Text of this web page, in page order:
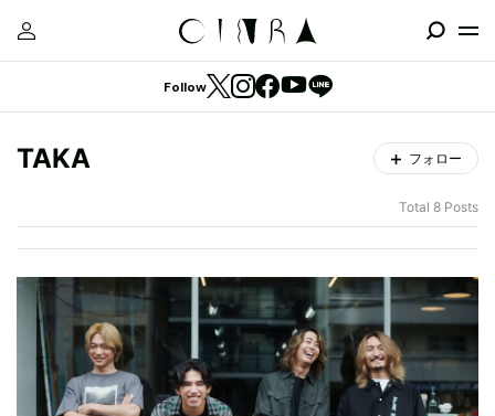
Follow
TAKA フォロー
Total 8 Posts